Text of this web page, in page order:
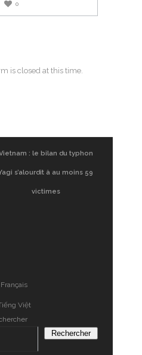
0
is closed at this time.
UGVF à Saigon : Glamping
Vietnam, premier test
Français
Việt
Rechercher